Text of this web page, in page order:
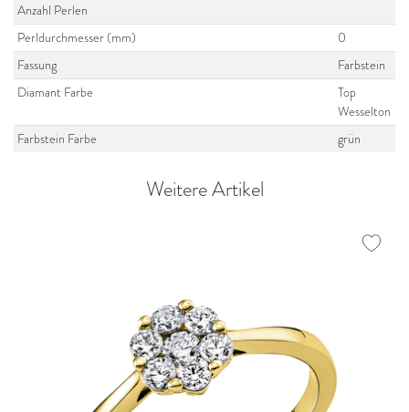
Anzahl Perlen
Perldurchmesser (mm)
0
Fassung
Farbstein
Diamant Farbe
Top
Wesselton
Farbstein Farbe
grün
Weitere Artikel